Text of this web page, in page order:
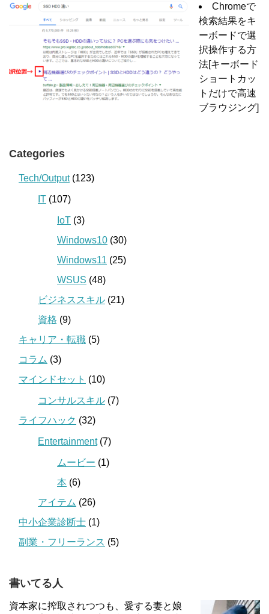
Chromeで
検索結果をキ
ーボードで選
択操作する方
法[キーボード
ショートカッ
トだけで高速
ブラウジング]
Categories
Tech/Output(123)
IT (107)
IoT (3)
Windows10 (30)
Windows11 (25)
WSUS (48)
ビジネススキル (21)
資格 (9)
キャリア・転職 (5)
コラム (3)
マインドセット (10)
コンサルスキル (7)
ライフハック (32)
Entertainment(7)
ムービー (1)
本 (6)
アイテム (26)
中小企業診断士 (1)
副業・フリーランス (5)
書いてる人
資本家に搾取されつつも、愛する妻と娘